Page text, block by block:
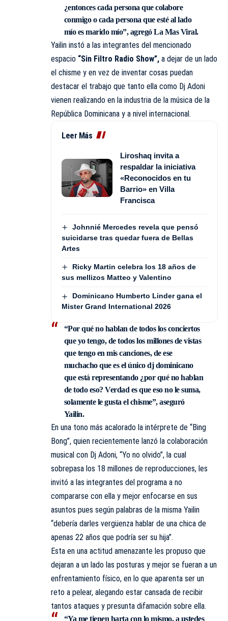
¿entonces cada persona que colabore
conmigo o cada persona que esté al lado
mío es marido mío”, agregó La Mas Viral.
Yailin instó a las integrantes del mencionado
espacio “Sin Filtro Radio Show”, a dejar de un lado
el chisme y en vez de inventar cosas puedan
destacar el trabajo que tanto ella como Dj Adoni
vienen realizando en la industria de la música de la
República Dominicana y a nivel internacional.
Leer Más
Liroshaq invita a
respaldar la iniciativa
«Reconocidos en tu
Barrio» en Villa
Francisca
Johnnié Mercedes revela que pensó
suicidarse tras quedar fuera de Bellas
Artes
Ricky Martin celebra los 18 años de
sus mellizos Matteo y Valentino
Dominicano Humberto Linder gana el
Mister Grand International 2026
“Por qué no hablan de todos los conciertos
que yo tengo, de todos los millones de vistas
que tengo en mis canciones, de ese
muchacho que es el único dj dominicano
que está representando ¿por qué no hablan
de todo eso? Verdad es que eso no le suma,
solamente le gusta el chisme”, aseguró
Yailin.
En una tono más acalorado la intérprete de “Bing
Bong”, quien recientemente lanzó la colaboración
musical con Dj Adoni, “Yo no olvido”, la cual
sobrepasa los 18 millones de reproducciones, les
invitó a las integrantes del programa a no
compararse con ella y mejor enfocarse en sus
asuntos pues según palabras de la misma Yailin
“debería darles vergüenza hablar de una chica de
apenas 22 años que podría ser su hija”.
Esta en una actitud amenazante les propuso que
dejaran a un lado las posturas y mejor se fueran a un
enfrentamiento físico, en lo que aparenta ser un
reto a pelear, alegando estar cansada de recibir
tantos ataques y presunta difamación sobre ella.
“Ya me tienen harta con lo mismo, a ustedes